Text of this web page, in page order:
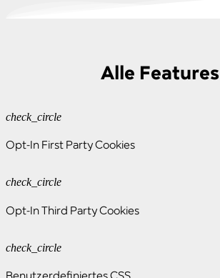
Alle Features
check_circle
Opt-In First Party Cookies
check_circle
Opt-In Third Party Cookies
check_circle